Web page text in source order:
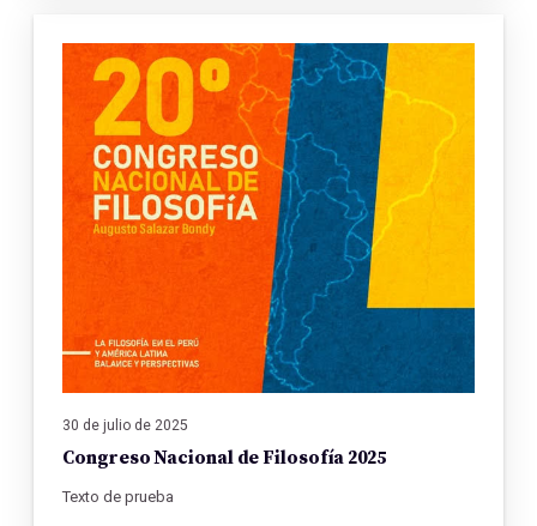
30 de julio de 2025
Congreso Nacional de Filosofía 2025
Texto de prueba